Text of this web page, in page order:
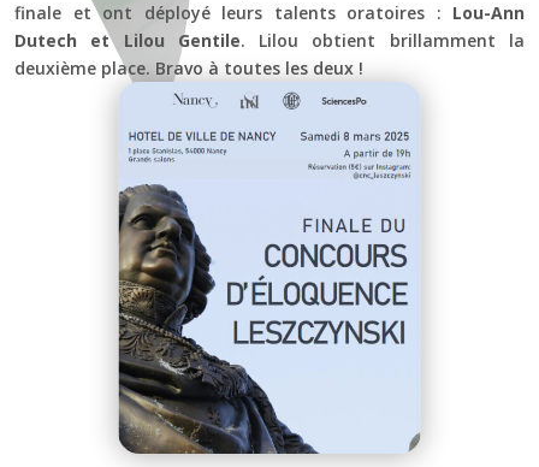
finale et ont déployé leurs talents oratoires : Lou-Ann
Dutech et Lilou Gentile. Lilou obtient brillamment la
deuxième place. Bravo à toutes les deux !